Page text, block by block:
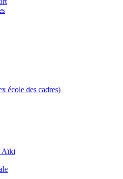
école des cadres)
Aïki